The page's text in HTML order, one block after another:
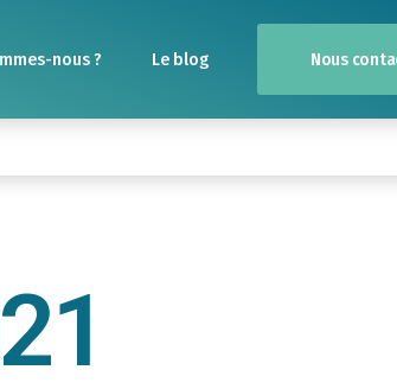
nous ? Le blog Nous